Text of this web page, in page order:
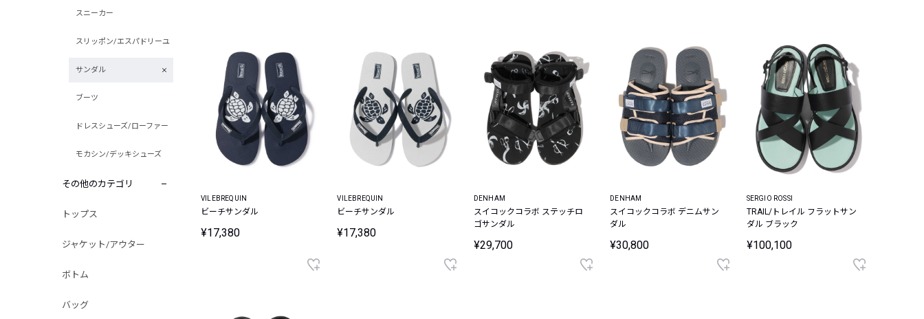
スニーカー
スリッポン/エスパドリーユ
サンダル
ブーツ
ドレスシューズ/ローファー
モカシン/デッキシューズ
その他のカテゴリ
トップス
ジャケット/アウター
ボトム
バッグ
VILEBREQUIN
ビーチサンダル
¥17,380
VILEBREQUIN
ビーチサンダル
¥17,380
DENHAM
スイコックコラボ ステッチロ
ゴサンダル
¥29,700
DENHAM
スイコックコラボ デニムサン
ダル
¥30,800
SERGIO ROSSI
TRAIL/トレイル フラットサン
ダル ブラック
¥100,100